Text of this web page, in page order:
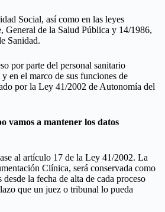
Social, así como en las leyes
General de la Salud Pública y 14/1986,
Sanidad.
por parte del personal sanitario
en el marco de sus funciones de
por la Ley 41/2002 de Autonomía del
vamos a mantener los datos
al artículo 17 de la Ley 41/2002. La
Clínica, será conservada como
la fecha de alta de cada proceso
que un juez o tribunal lo pueda